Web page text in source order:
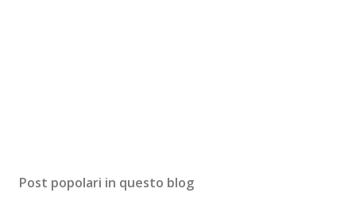
Post popolari in questo blog